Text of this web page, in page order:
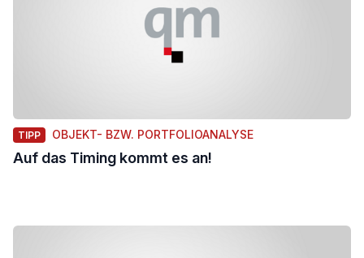
TIPP OBJEKT- BZW. PORTFOLIOANALYSE
Auf das Timing kommt es an!